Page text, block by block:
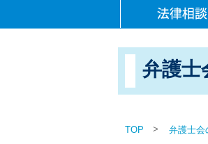
弁護士
TOP > 弁護士会